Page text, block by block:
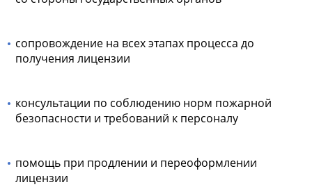
сопровождение на всех этапах процесса до
получения лицензии
консультации по соблюдению норм пожарной
безопасности и требований к персоналу
помощь при продлении и переоформлении
лицензии